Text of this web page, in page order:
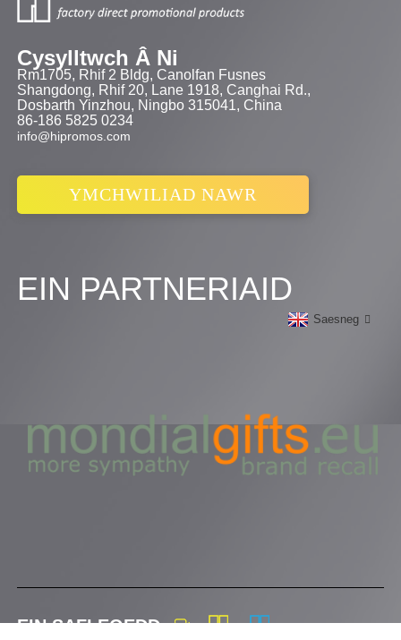
Cysylltwch Â Ni
Rm1705, Rhif 2 Bldg, Canolfan Fusnes
Shangdong, Rhif 20, Lane 1918, Canghai Rd.,
Dosbarth Yinzhou, Ningbo 315041, China
86-186 5825 0234
info@hipromos.com
YMCHWILIAD NAWR
EIN PARTNERIAID
Saesneg
EIN SAFLEOEDD